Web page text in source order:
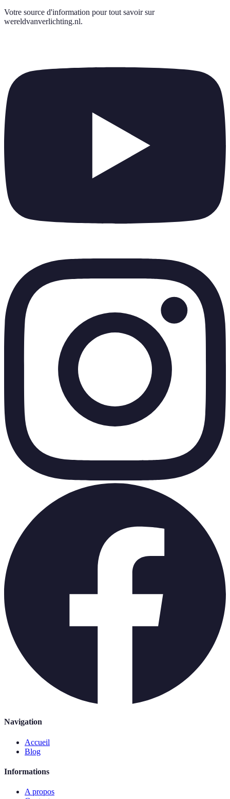
Votre source d'information pour tout savoir sur
wereldvanverlichting.nl.
Navigation
Accueil
Blog
Informations
A propos